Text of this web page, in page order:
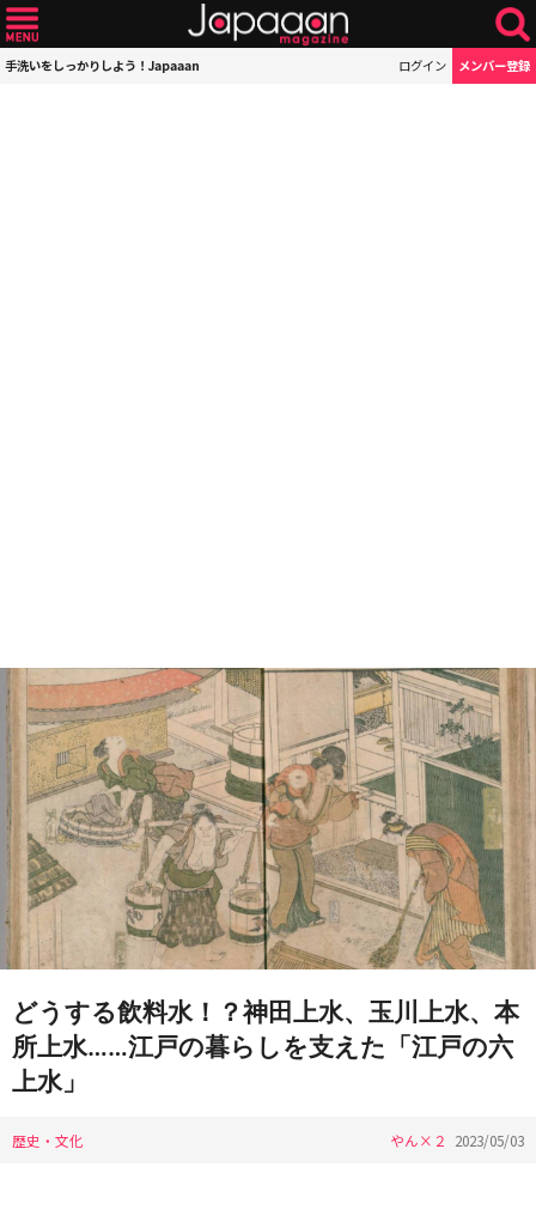
手洗いをしっかりしよう！Japaaan ログイン メンバー登録
どうする飲料水！？神田上水、玉川上水、本
所上水……江戸の暮らしを支えた「江戸の六
上水」
歴史・文化 やん×２ 2023/05/03